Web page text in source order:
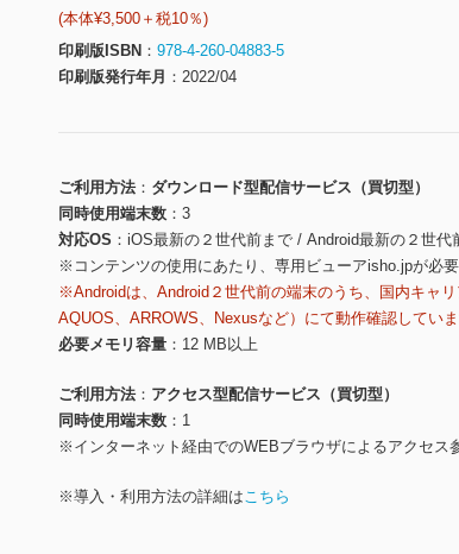
(本体¥3,500＋税10％)
印刷版ISBN
978-4-260-04883-5
印刷版発行年月
2022/04
ご利用方法
ダウンロード型配信サービス（買切型）
同時使用端末数
3
対応OS
iOS最新の２世代前まで / Android最新の２世代
※コンテンツの使用にあたり、専用ビューアisho.jpが必要
※Androidは、Android２世代前の端末のうち、国内キャ
AQUOS、ARROWS、Nexusなど）にて動作確認してい
必要メモリ容量
12 MB以上
ご利用方法
アクセス型配信サービス（買切型）
同時使用端末数
1
※インターネット経由でのWEBブラウザによるアクセス
※導入・利用方法の詳細はこちら